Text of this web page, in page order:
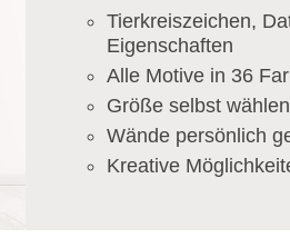
Tierkreiszeichen,
Eigenschaften
Alle Motive in 36
Größe selbst wählen
Wände persönlich
Kreative